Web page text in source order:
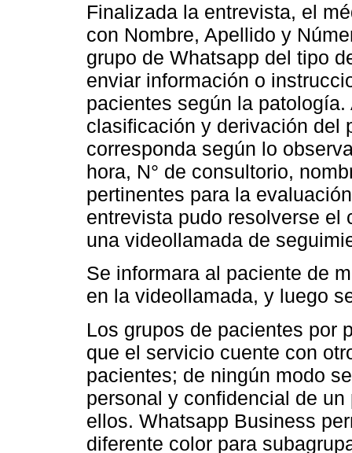
Finalizada la entrevista, el
con Nombre, Apellido y
grupo de Whatsapp del tipo
enviar información o
pacientes según la
clasificación y derivación del
corresponda según lo
hora, N° de consultorio,
pertinentes para la
entrevista pudo resolverse el
una videollamada de
Se informara al paciente de
en la videollamada, y luego
Los grupos de pacientes por
que el servicio cuente con
pacientes; de ningún modo
personal y confidencial de
ellos. Whatsapp Business
diferente color para